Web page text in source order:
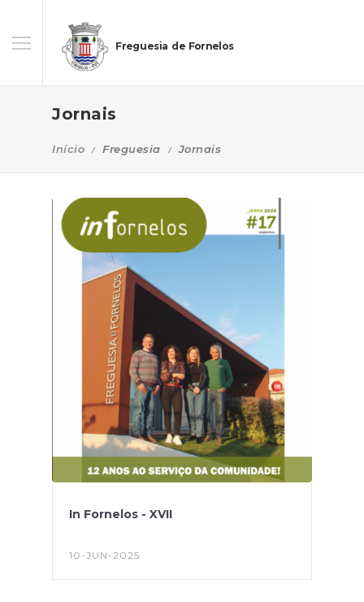
Freguesia de Fornelos
Jornais
Início Freguesia Jornais
In Fornelos - XVII
10-JUN-2025